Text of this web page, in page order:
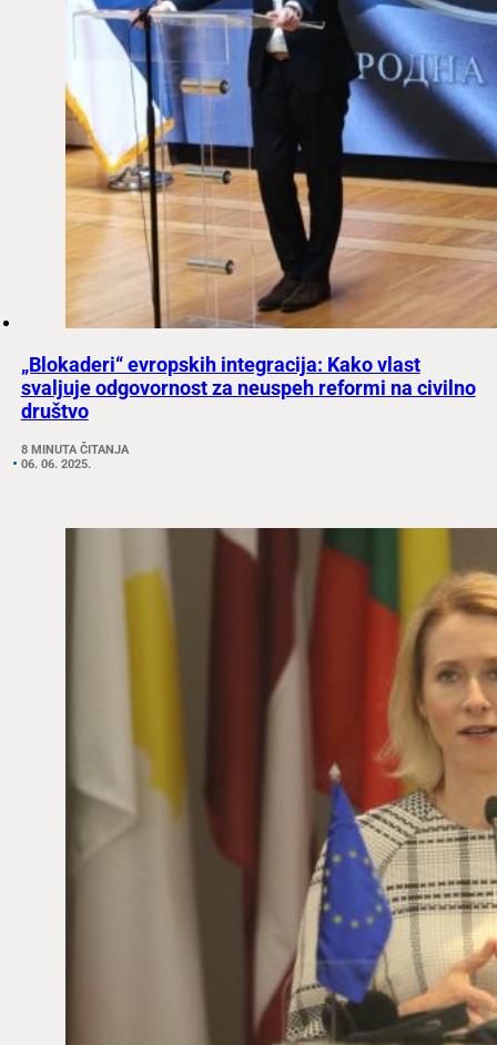
„Blokaderi“ evropskih integracija: Kako vlast
svaljuje odgovornost za neuspeh reformi na civilno
društvo
8 MINUTA ČITANJA
06. 06. 2025.